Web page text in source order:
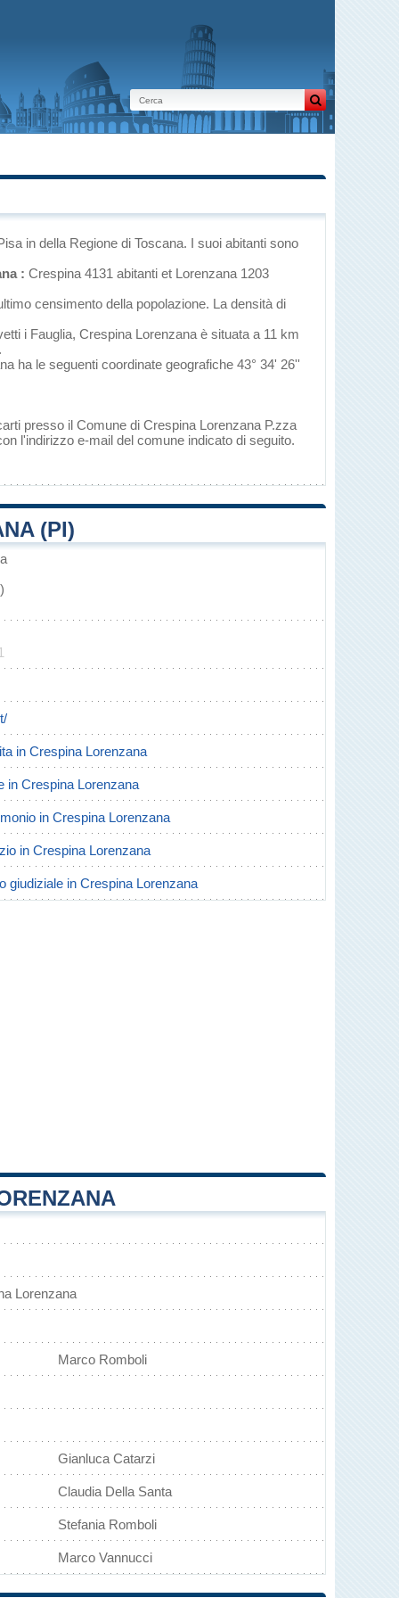
in della Regione di Toscana. I suoi abitanti sono
: Crespina 4131 abitanti et Lorenzana 1203
censimento della popolazione. La densità di
i Fauglia, Crespina Lorenzana è situata a 11 km
ha le seguenti coordinate geografiche 43° 34' 26''
presso il Comune di Crespina Lorenzana P.zza
l'indirizzo e-mail del comune indicato di seguito.
(PI)
in Crespina Lorenzana
in Crespina Lorenzana
in Crespina Lorenzana
in Crespina Lorenzana
giudiziale in Crespina Lorenzana
Lorenzana
Marco Romboli
Gianluca Catarzi
Claudia Della Santa
Stefania Romboli
Marco Vannucci